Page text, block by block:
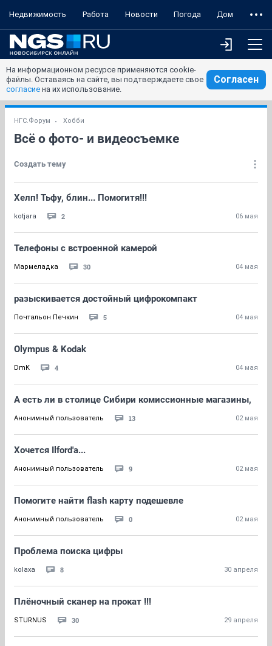
Недвижимость Работа Новости Погода Дом
На информационном ресурсе применяются cookie-
файлы. Оставаясь на сайте, вы подтверждаете свое
согласие на их использование.
Согласен
НГС.Форум Хобби
Всё о фото- и видеосъемке
Создать тему
Хелп! Тьфу, блин... Помогитя!!!
kotjara 2 06 мая
Телефоны с встроенной камерой
Мармеладка 30 04 мая
разыскивается достойный цифрокомпакт
Почтальон Печкин 5 04 мая
Olympus & Kodak
DmK 4 04 мая
А есть ли в столице Сибири комиссионные магазины,
Анонимный пользователь 13 02 мая
Хочется Ilford'a...
Анонимный пользователь 9 02 мая
Помогите найти flash карту подешевле
Анонимный пользователь 0 02 мая
Проблема поиска цифры
kolaxa 8 30 апреля
Плёночный сканер на прокат !!!
STURNUS 30 29 апреля